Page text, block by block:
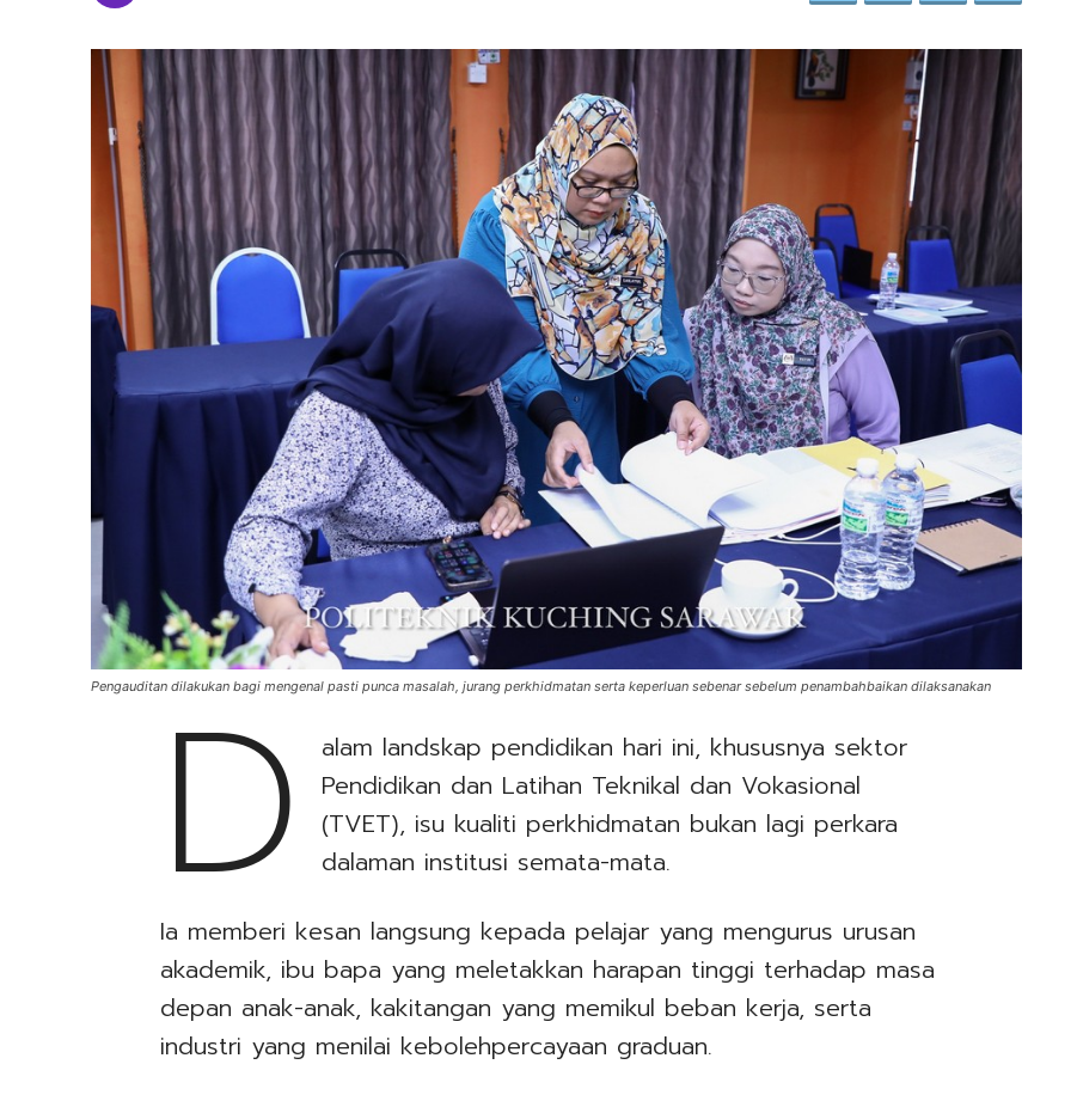
Pengauditan dilakukan bagi mengenal pasti punca masalah, jurang perkhidmatan serta keperluan sebenar sebelum penambahbaikan dilaksanakan
D
alam landskap pendidikan hari ini, khususnya sektor
Pendidikan dan Latihan Teknikal dan Vokasional
(TVET), isu kualiti perkhidmatan bukan lagi perkara
dalaman institusi semata-mata.
Ia memberi kesan langsung kepada pelajar yang mengurus urusan
akademik, ibu bapa yang meletakkan harapan tinggi terhadap masa
depan anak-anak, kakitangan yang memikul beban kerja, serta
industri yang menilai kebolehpercayaan graduan.